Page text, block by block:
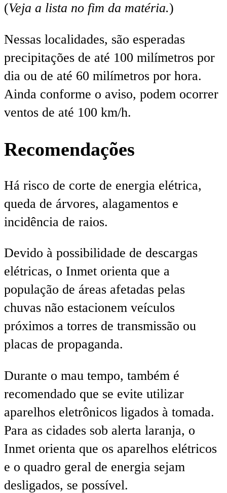
(Veja a lista no fim da matéria.)
Nessas localidades, são esperadas
precipitações de até 100 milímetros por
dia ou de até 60 milímetros por hora.
Ainda conforme o aviso, podem ocorrer
ventos de até 100 km/h.
Recomendações
Há risco de corte de energia elétrica,
queda de árvores, alagamentos e
incidência de raios.
Devido à possibilidade de descargas
elétricas, o Inmet orienta que a
população de áreas afetadas pelas
chuvas não estacionem veículos
próximos a torres de transmissão ou
placas de propaganda.
Durante o mau tempo, também é
recomendado que se evite utilizar
aparelhos eletrônicos ligados à tomada.
Para as cidades sob alerta laranja, o
Inmet orienta que os aparelhos elétricos
e o quadro geral de energia sejam
desligados, se possível.